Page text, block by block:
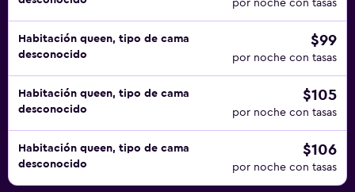
por noche con tasas
Habitación queen, tipo de cama
desconocido
$99
por noche con tasas
Habitación queen, tipo de cama
desconocido
$105
por noche con tasas
Habitación queen, tipo de cama
desconocido
$106
por noche con tasas